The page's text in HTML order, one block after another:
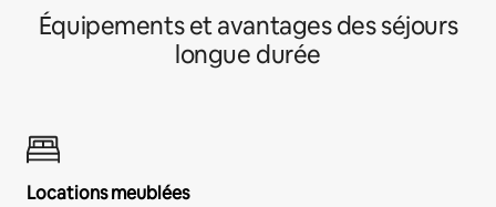
Équipements et avantages des séjours
longue durée
Locations meublées